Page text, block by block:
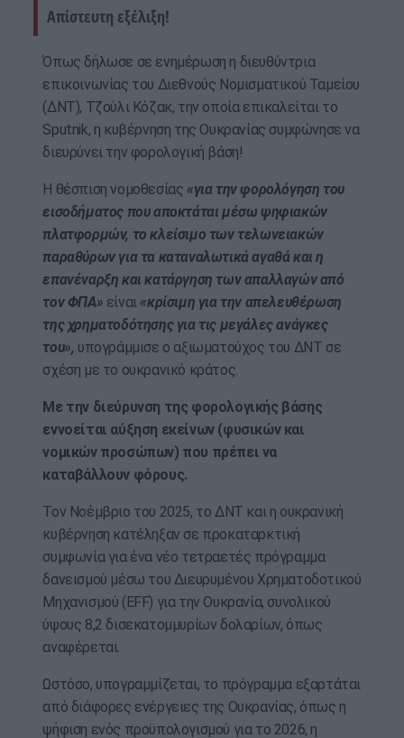
Απίστευτη εξέλιξη!
Όπως δήλωσε σε ενημέρωση η διευθύντρια
επικοινωνίας του Διεθνούς Νομισματικού Ταμείου
(ΔΝΤ), Τζούλι Κόζακ, την οποία επικαλείται το
Sputnik, η κυβέρνηση της Ουκρανίας συμφώνησε να
διευρύνει την φορολογική βάση!
Η θέσπιση νομοθεσίας «για την φορολόγηση του
εισοδήματος που αποκτάται μέσω ψηφιακών
πλατφορμών, το κλείσιμο των τελωνειακών
παραθύρων για τα καταναλωτικά αγαθά και η
επανέναρξη και κατάργηση των απαλλαγών από
τον ΦΠΑ» είναι «κρίσιμη για την απελευθέρωση
της χρηματοδότησης για τις μεγάλες ανάγκες
του», υπογράμμισε ο αξιωματούχος του ΔΝΤ σε
σχέση με το ουκρανικό κράτος.
Με την διεύρυνση της φορολογικής βάσης
εννοείται αύξηση εκείνων (φυσικών και
νομικών προσώπων) που πρέπει να
καταβάλλουν φόρους.
Τον Νοέμβριο του 2025, το ΔΝΤ και η ουκρανική
κυβέρνηση κατέληξαν σε προκαταρκτική
συμφωνία για ένα νέο τετραετές πρόγραμμα
δανεισμού μέσω του Διευρυμένου Χρηματοδοτικού
Μηχανισμού (EFF) για την Ουκρανία, συνολικού
ύψους 8,2 δισεκατομμυρίων δολαρίων, όπως
αναφέρεται.
Ωστόσο, υπογραμμίζεται, το πρόγραμμα εξαρτάται
από διάφορες ενέργειες της Ουκρανίας, όπως η
ψήφιση ενός προϋπολογισμού για το 2026, η